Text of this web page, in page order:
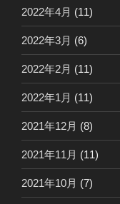
2022年4月 (11)
2022年3月 (6)
2022年2月 (11)
2022年1月 (11)
2021年12月 (8)
2021年11月 (11)
2021年10月 (7)